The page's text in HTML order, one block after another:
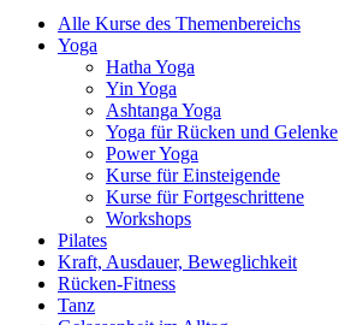
Alle Kurse des Themenbereichs
Yoga
Hatha Yoga
Yin Yoga
Ashtanga Yoga
Yoga für Rücken und Gelenke
Power Yoga
Kurse für Einsteigende
Kurse für Fortgeschrittene
Workshops
Pilates
Kraft, Ausdauer, Beweglichkeit
Rücken-Fitness
Tanz